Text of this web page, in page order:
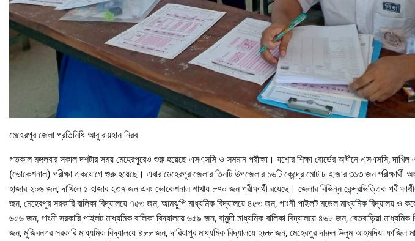
মেহেরপুর জেলা প্রতিনিধি আবু রায়হান নিরব
গতকাল মঙ্গলবার সকাল দশটার সময় মেহেরপুরেও শুরু হয়েছে এসএসসি ও সমমান পরীক্ষা। যশোর শিক্ষা বোর্ডের অধীনে এসএসসি, দাখিল
(ভোকেশনাল) পরীক্ষা একযোগে শুরু হয়েছে। এবার মেহেরপুর জেলার তিনটি উপজেলার ১৬টি কেন্দ্রে মোট ৮ হাজার ৩১৩ জন
হাজার ২০৬ জন, দাখিলে ১ হাজার ২৩৭ জন এবং ভোকেশনাল শাখায় ৮৭০ জন পরীক্ষার্থী রয়েছে। জেলার বিভিন্ন কেন্দ্রভিত্তিক
জন, মেহেরপুর সরকারি বালিকা বিদ্যালয়ে ৭৫৩ জন, আমঝুপি মাধ্যমিক বিদ্যালয়ে ৪৫৩ জন, গাংনী পাইলট মডেল মাধ্যমিক বিদ্যালয় ও
৬৫৬ জন, গাংনী সরকারি পাইলট মাধ্যমিক বালিকা বিদ্যালয়ে ৬৫৯ জন, বামুন্দী মাধ্যমিক বালিকা বিদ্যালয়ে ৪৬৮ জন, বেতবাড়িয়া
জন, মুজিবনগর সরকারি মাধ্যমিক বিদ্যালয়ে ৪৮৮ জন, দারিয়াপুর মাধ্যমিক বিদ্যালয়ে ২৮৮ জন, মেহেরপুর দারুল উলুম আহমদিয়া ফাজিল